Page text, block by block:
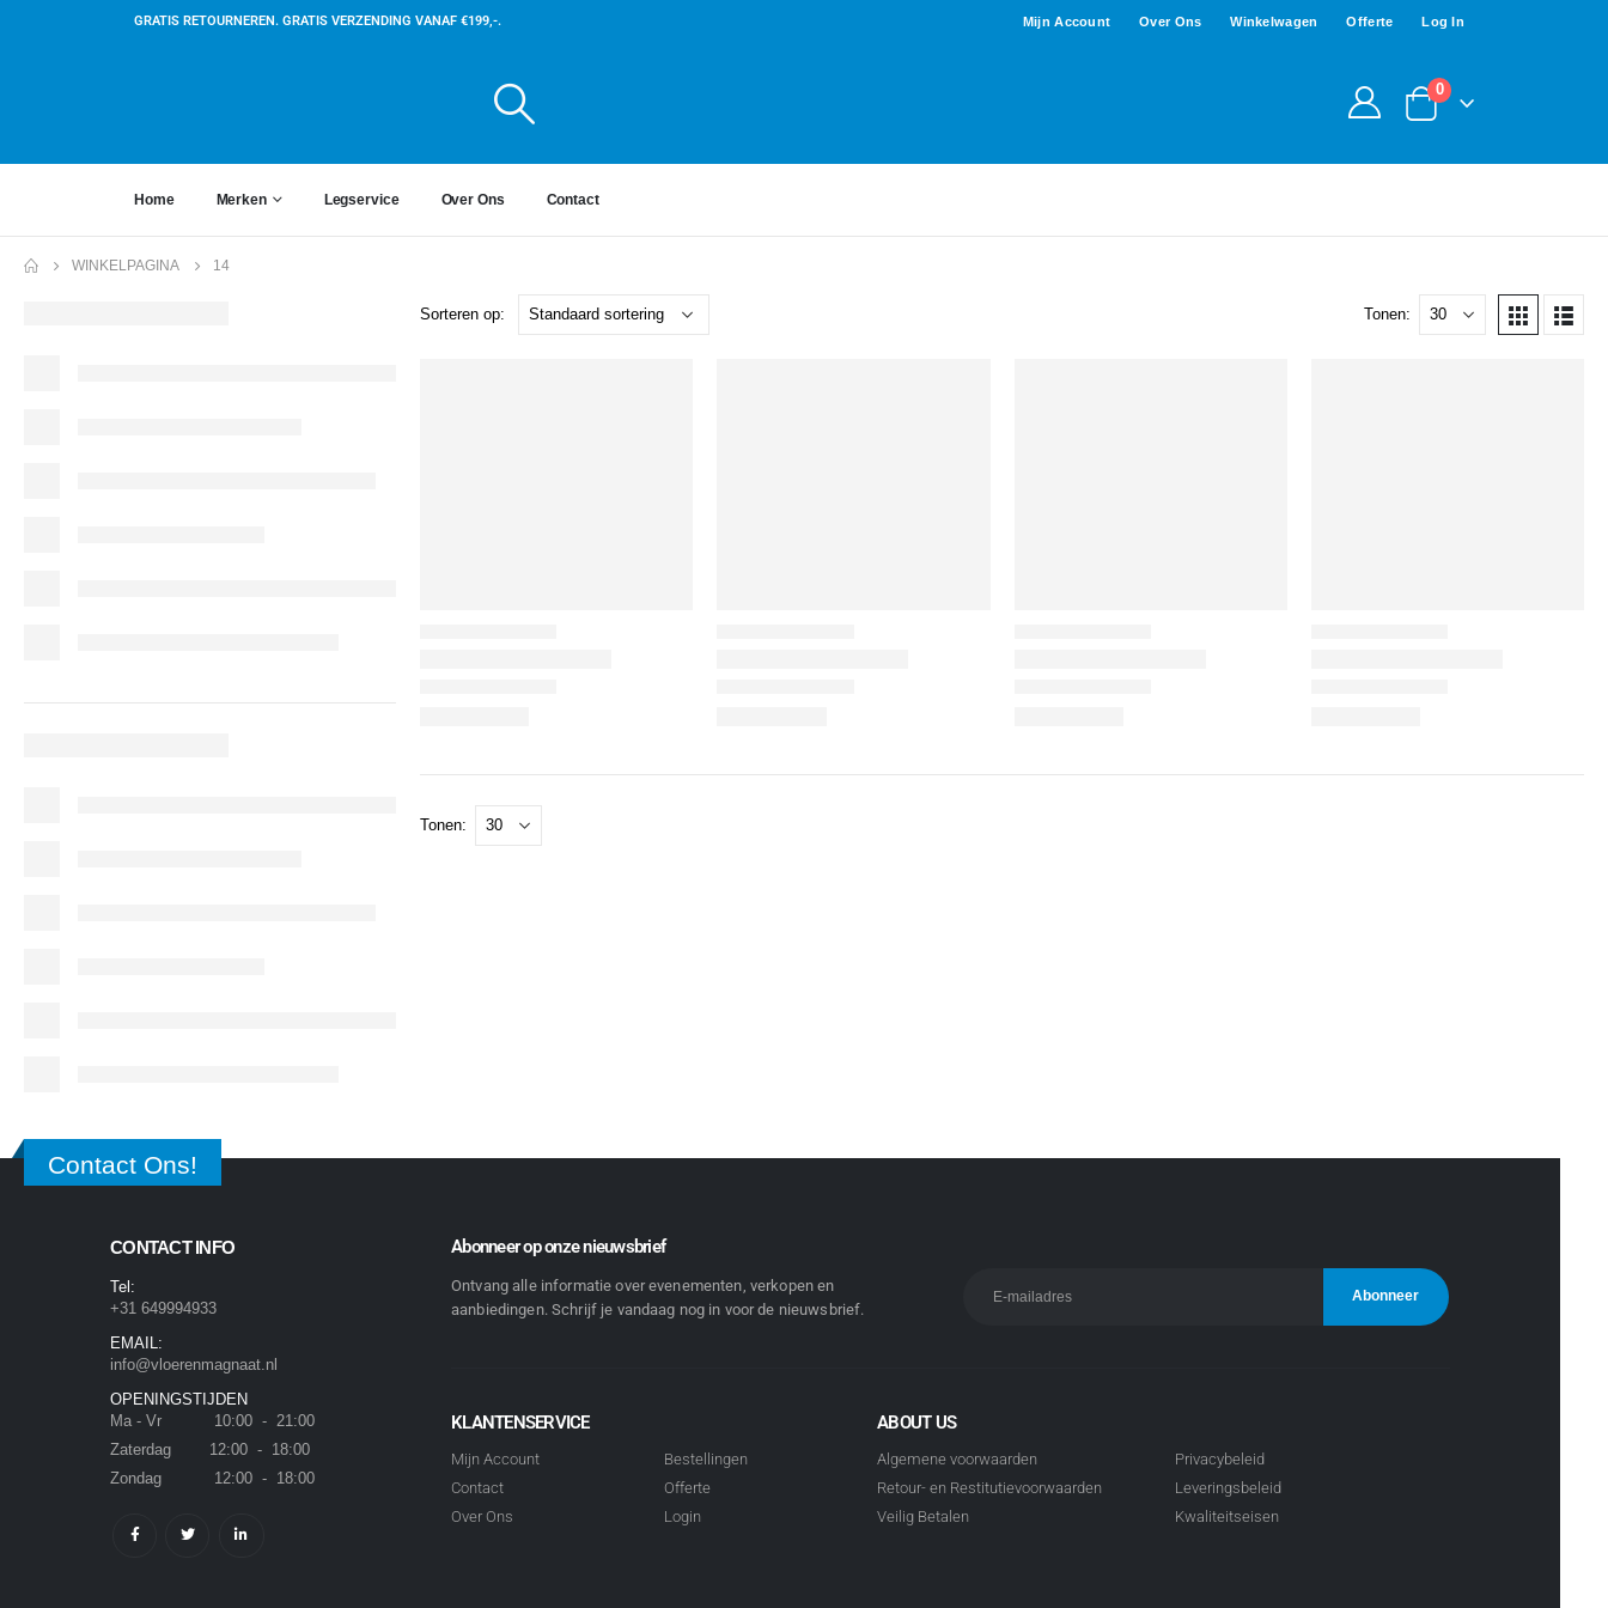
GRATIS RETOURNEREN. GRATIS VERZENDING VANAF €199,-. Mijn Account Over Ons Winkelwagen Offerte Log In
0
Home Merken Legservice Over Ons Contact
WINKELPAGINA 14
Sorteren op: Tonen:
Tonen:
Contact Ons!
CONTACT INFO
Tel:
+31 649994933
EMAIL:
info@vloerenmagnaat.nl
OPENINGSTIJDEN
Ma - Vr 10:00 - 21:00
Zaterdag 12:00 - 18:00
Zondag 12:00 - 18:00
Abonneer op onze nieuwsbrief
Ontvang alle informatie over evenementen, verkopen en
aanbiedingen. Schrijf je vandaag nog in voor de nieuwsbrief.
KLANTENSERVICE
Mijn Account
Contact
Over Ons
Bestellingen
Offerte
Login
ABOUT US
Algemene voorwaarden
Retour- en Restitutievoorwaarden
Veilig Betalen
Privacybeleid
Leveringsbeleid
Kwaliteitseisen